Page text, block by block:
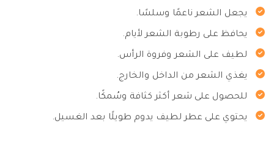
يجعل الشعر ناعمًا وسلسًا.
يحافظ على رطوبة الشعر لأيام.
لطيف على الشعر وفروة الرأس.
يغذي الشعر من الداخل والخارج.
للحصول على شعر أكثر كثافة وسُمكًا.
يحتوي على عطر لطيف يدوم طويلًا بعد الغسيل.